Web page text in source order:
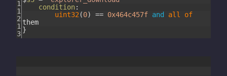
1
1
2
1
3
condition:
uint32 (0) == 0x464c457f and all of
them
}